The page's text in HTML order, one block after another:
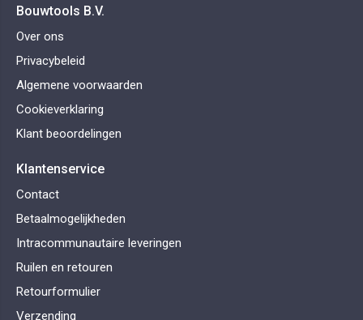
Bouwtools B.V.
Over ons
Privacybeleid
Algemene voorwaarden
Cookieverklaring
Klant beoordelingen
Klantenservice
Contact
Betaalmogelijkheden
Intracommunautaire leveringen
Ruilen en retouren
Retourformulier
Verzending